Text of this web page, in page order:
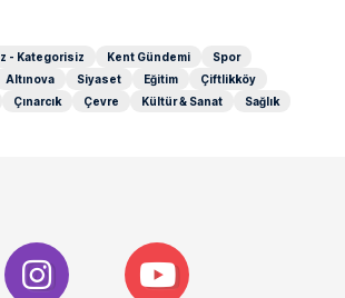
z - Kategorisiz Kent Gündemi
Spor
Altınova Siyaset Eğitim
Çiftlikköy
Çınarcık Çevre Kültür & Sanat Sağlık